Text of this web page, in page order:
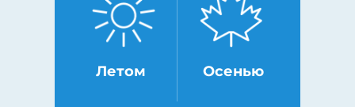
Летом Осенью